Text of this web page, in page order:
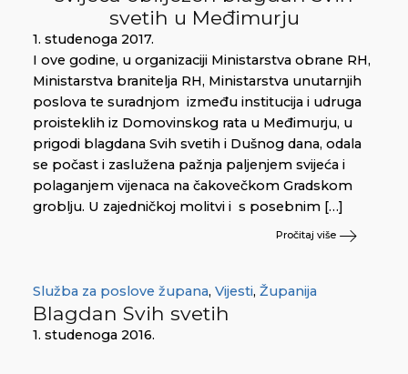
svetih u Međimurju
1. studenoga 2017.
I ove godine, u organizaciji Ministarstva obrane RH,
Ministarstva branitelja RH, Ministarstva unutarnjih
poslova te suradnjom između institucija i udruga
proisteklih iz Domovinskog rata u Međimurju, u
prigodi blagdana Svih svetih i Dušnog dana, odala
se počast i zaslužena pažnja paljenjem svijeća i
polaganjem vijenaca na čakovečkom Gradskom
groblju. U zajedničkoj molitvi i s posebnim […]
Pročitaj više
Služba za poslove župana, Vijesti, Županija
Blagdan Svih svetih
1. studenoga 2016.